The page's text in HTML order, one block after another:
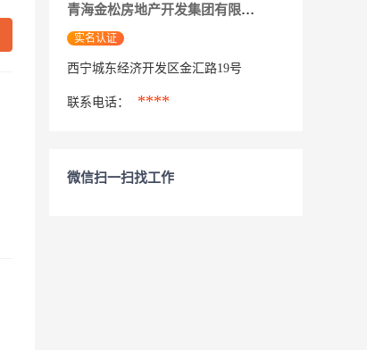
青海金松房地产开发集团有限公司
实名认证
西宁城东经济开发区金汇路19号
联系电话： ****
微信扫一扫找工作